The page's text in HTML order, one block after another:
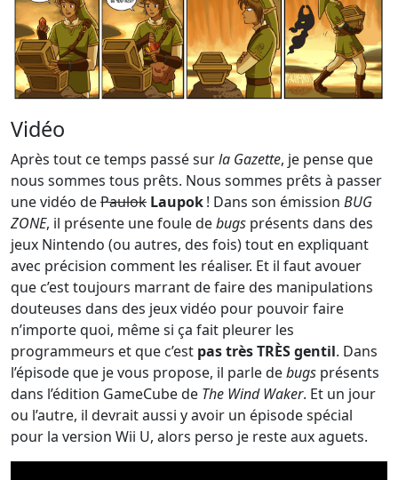
Vidéo
Après tout ce temps passé surla Gazette, je pense que
nous sommes tous prêts. Nous sommes prêts à passer
une vidéo dePaulok Laupok! Dans son émission BUG
ZONE, il présente une foule debugs présents dans des
jeux Nintendo (ou autres, des fois) tout en expliquant
avec précision comment les réaliser. Et il faut avouer
que c’est toujours marrant de faire des manipulations
douteuses dans des jeux vidéo pour pouvoir faire
n’importe quoi, même si ça fait pleurer les
programmeurs et que c’est pas très TRÈS gentil. Dans
l’épisode que je vous propose, il parle debugs présents
dans l’édition GameCube de The Wind Waker. Et un jour
ou l’autre, il devrait aussi y avoir un épisode spécial
pour la version Wii U, alors perso je reste aux aguets.